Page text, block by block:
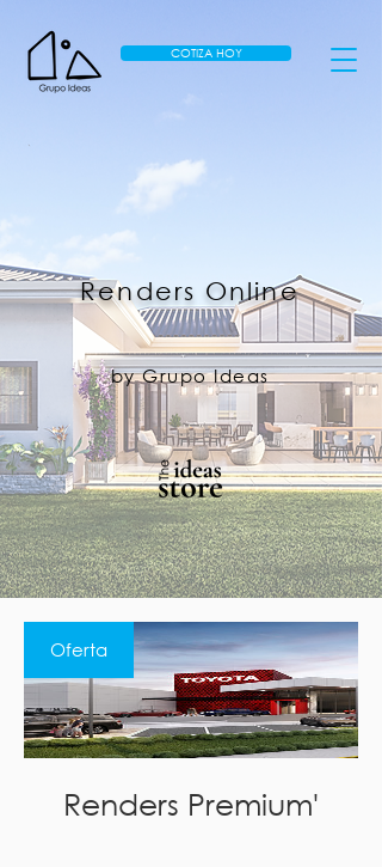
COTIZA HOY
Renders Online
by Grupo Ideas
Oferta
Renders Premium'